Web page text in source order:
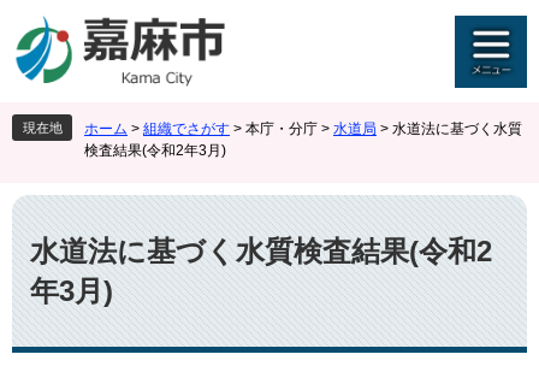
ジ
先
頭
。
ュ
を
飛
て
本
文
へ
現在地 ホーム > 組織でさがす > 本庁・分庁 > 水道局 > 水道法に基づく水質
検査結果(令和2年3月)
本
文
水道法に基づく水質検査結果(令和2
年3月)